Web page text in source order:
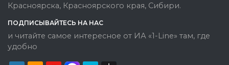
Красноярска, Красноярского края, Сибири.
ПОДПИСЫВАЙТЕСЬ НА НАС
и читайте самое интересное от ИА «1-Line» там, где
удобно